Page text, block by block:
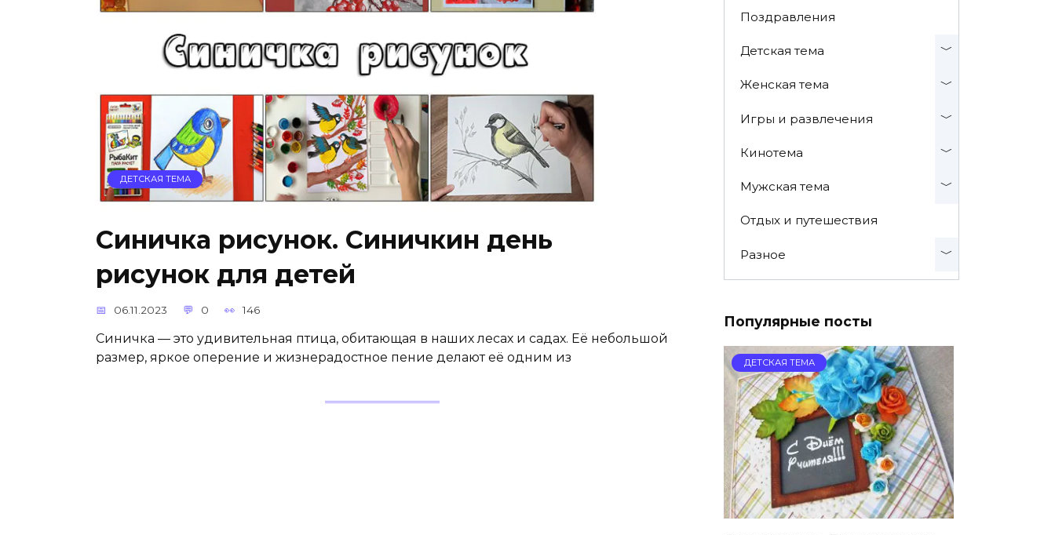
ДЕТСКАЯ ТЕМА
Синичка рисунок. Синичкин день
рисунок для детей
06.11.2023 0 146
Синичка — это удивительная птица, обитающая в наших лесах и садах. Её небольшой
размер, яркое оперение и жизнерадостное пение делают её одним из
Поздравления
Детская тема
Женская тема
Игры и развлечения
Кинотема
Мужская тема
Отдых и путешествия
Разное
Популярные посты
ДЕТСКАЯ ТЕМА